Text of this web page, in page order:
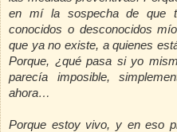
en mí la sospecha de que
conocidos o desconocidos
que ya no existe, a quienes
Porque, ¿qué pasa si yo
parecía imposible,
ahora…
Porque estoy vivo, y en eso